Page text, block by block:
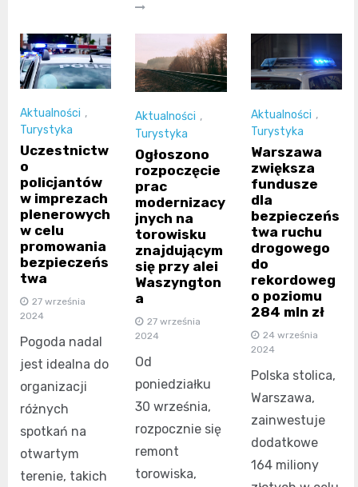
Aktualności ,
Turystyka
Uczestnictw
o
policjantów
w imprezach
plenerowych
w celu
promowania
bezpieczeńs
twa
27 września
2024
Pogoda nadal
jest idealna do
organizacji
różnych
spotkań na
otwartym
terenie, takich
Aktualności ,
Turystyka
Ogłoszono
rozpoczęcie
prac
modernizacy
jnych na
torowisku
znajdującym
się przy alei
Waszyngton
a
27 września
2024
Od
poniedziałku
30 września,
rozpocznie się
remont
torowiska,
Aktualności ,
Turystyka
Warszawa
zwiększa
fundusze
dla
bezpieczeńs
twa ruchu
drogowego
do
rekordoweg
o poziomu
284 mln zł
24 września
2024
Polska stolica,
Warszawa,
zainwestuje
dodatkowe
164 miliony